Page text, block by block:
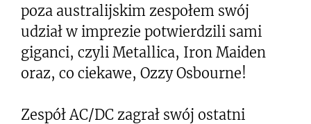
poza australijskim zespołem swój
udział w imprezie potwierdzili sami
giganci, czyli Metallica, Iron Maiden
oraz, co ciekawe, Ozzy Osbourne!
Zespół AC/DC zagrał swój ostatni